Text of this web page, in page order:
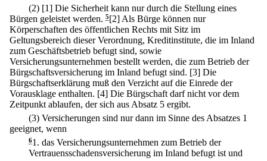
(2) [1] Die Sicherheit kann nur durch die Stellung eines
Bürgen geleistet werden. 5[2] Als Bürge können nur
Körperschaften des öffentlichen Rechts mit Sitz im
Geltungsbereich dieser Verordnung, Kreditinstitute, die im Inland
zum Geschäftsbetrieb befugt sind, sowie
Versicherungsunternehmen bestellt werden, die zum Betrieb der
Bürgschaftsversicherung im Inland befugt sind. [3] Die
Bürgschaftserklärung muß den Verzicht auf die Einrede der
Vorausklage enthalten. [4] Die Bürgschaft darf nicht vor dem
Zeitpunkt ablaufen, der sich aus Absatz 5 ergibt.
(3) Versicherungen sind nur dann im Sinne des Absatzes 1
geeignet, wenn
61. das Versicherungsunternehmen zum Betrieb der
Vertrauensschadensversicherung im Inland befugt ist und